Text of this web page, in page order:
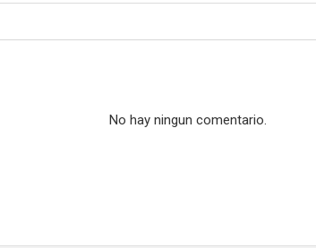
No hay ningun comentario.